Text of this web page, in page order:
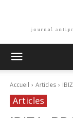
journal
Accueil Articles
Articles